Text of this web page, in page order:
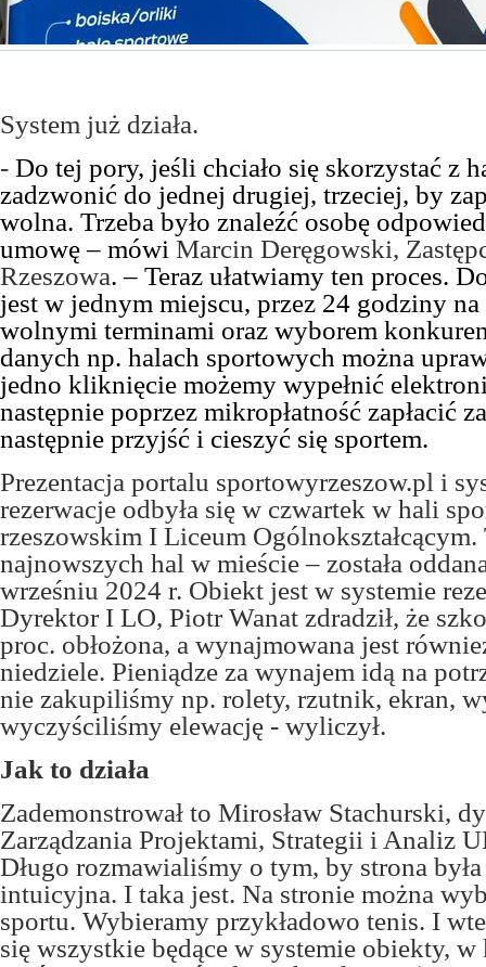
System już działa.
- Do tej pory, jeśli chciało się skorzystać z
zadzwonić do jednej drugiej, trzeciej, by
wolna. Trzeba było znaleźć osobę
umowę – mówi Marcin Deręgowski,
Rzeszowa. – Teraz ułatwiamy ten proces.
jest w jednym miejscu, przez 24 godziny
wolnymi terminami oraz wyborem
danych np. halach sportowych można
jedno kliknięcie możemy wypełnić
następnie poprzez mikropłatność zapłacić
następnie przyjść i cieszyć się sportem.
Prezentacja portalu sportowyrzeszow.pl i
rezerwacje odbyła się w czwartek w hali
rzeszowskim I Liceum Ogólnokształcącym.
najnowszych hal w mieście – została
wrześniu 2024 r. Obiekt jest w systemie
Dyrektor I LO, Piotr Wanat zdradził, że
proc. obłożona, a wynajmowana jest
niedziele. Pieniądze za wynajem idą na
nie zakupiliśmy np. rolety, rzutnik, ekran,
wyczyściliśmy elewację - wyliczył.
Jak to działa
Zademonstrował to Mirosław Stachurski,
Zarządzania Projektami, Strategii i Analiz
Długo rozmawialiśmy o tym, by strona była
intuicyjna. I taka jest. Na stronie można
sportu. Wybieramy przykładowo tenis. I
się wszystkie będące w systemie obiekty,